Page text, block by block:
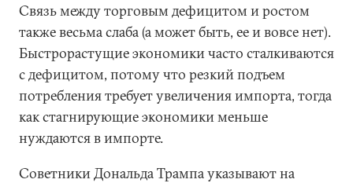
Связь между торговым дефицитом и ростом
также весьма слаба (а может быть, ее и вовсе нет).
Быстрорастущие экономики часто сталкиваются
с дефицитом, потому что резкий подъем
потребления требует увеличения импорта, тогда
как стагнирующие экономики меньше
нуждаются в импорте.
Советники Дональда Трампа указывают на